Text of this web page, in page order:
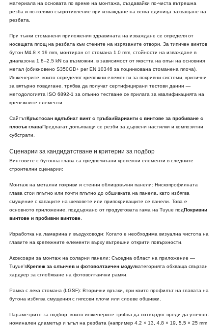
материала на основата по време на монтажа, създавайки по-чиста вътрешна
резба и по-голямо съпротивление при изваждане на всяка единица захващане на
резбата.
При тънки стоманени приложения здравината на изваждане се определя от
носещата площ на резбата към стените на изрязаните отвори. За типичен винтов
бутон M4.8 × 19 mm, монтиран от стомана 1.0 mm, стойности на изваждане в
диапазона 1.8–2.5 kN са възможни, в зависимост от якостта на опън на основния
метал (обикновено S350GD+ per EN 10346 за поцинкована стоманена плоча).
Инженерите, които определят крепежни елементи за покривни системи, критични
за вятърно повдигане, трябва да получат сертифицирани тестови данни —
методологията ISO 6892-1 за опънно тестване се прилага за квалификацията на
крепежните елементи.
СайтътКръстосан вдлъбнат винт с тръбаиВарианти с винтове за пробиване с
плосък главаПредлагат допълващи се резби за дървени настилки и композитни
субстрати.
Сценарии за кандидатстване и критерии за подбор
Винтовете с бутонна глава са предпочитани крепежни елементи в следните
строителни сценарии:
Монтаж на метални покриви и стенни облицовъчни панели: Нископрофилната
глава стои плътно или почти плътно до обшивката на панела, като избягва
смущение с капаците на шевовете или припокриващите се панели. Това е
основното приложение, поддържано от продуктовата гама на Tuyue подПокривни
винтове и пробивни винтове.
Изработка на ламарина и въздуховоди: Когато е необходима визуална чистота на
главите на крепежните елементи върху вътрешни открити повърхности.
Аксесоари за монтаж на соларни панели: Съседна област на приложение —
Tuyue'sКрепеж за слънчев и фотоволтаичен модулкатегорията обхваща свързан
хардуер за сглобяване на фотоволтаични рамки.
Рамка с лека стомана (LGSF): Вторични връзки, при които профилът на главата на
бутона избягва смущения с гипсови плочи или слоеве обшивки.
Параметрите за подбор, които инженерите трябва да потвърдят преди да уточнят:
номинален диаметър и ъгъл на резбата (например 4.2 × 13, 4.8 × 19, 5.5 × 25 mm